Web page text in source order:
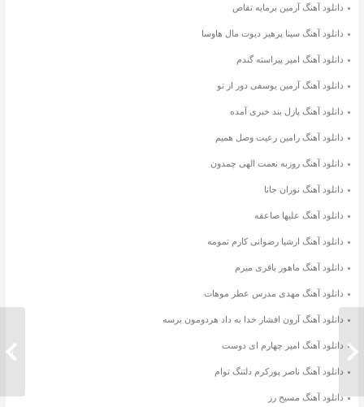
دانلود آهنگ محسن ابراهیم زاده کجای
دانلود آهنگ آرمین برمایه تقاص
دانلود آهنگ سینا پرهیز دیوت مال هاوسا
دانلود آهنگ امیر پیراسته گندم
دانلود آهنگ آرمین یوسفی دور از تو
دانلود آهنگ پازل بند خبری آمده
دانلود آهنگ رامین رعیت وصل همیم
دانلود آهنگ روزبه نعمت الهی چمدون
دانلود آهنگ نوران جانا
دانلود آهنگ علیها صاعقه
دانلود آهنگ ارشیا رضوانی کارم تمومه
دانلود آهنگ ماهور باقری میرم
دانلود آهنگ مهدی مدرس عطر موهات
دانلود آهنگ آرون افشار خدا به داد هردومون برسه
دانلود آهنگ امیر چهارم ای دوست
دانلود آهنگ ناصر پورکرم دلتنگ توام
دانلود آهنگ مسیح رز